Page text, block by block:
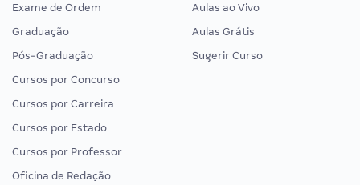
Exame de Ordem
Graduação
Pós-Graduação
Cursos por Concurso
Cursos por Carreira
Cursos por Estado
Cursos por Professor
Oficina de Redação
Aulas ao Vivo
Aulas Grátis
Sugerir Curso